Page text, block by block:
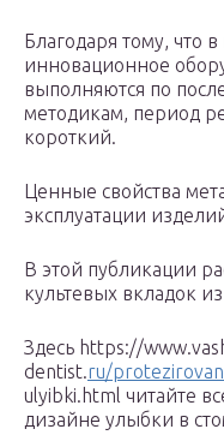
Благодаря тому, что
инновационное
выполняются по
методикам, период
короткий.
Ценные свойства
эксплуатации
В этой публикации
культевых вкладок
Здесь https://
dentist.ru/
ulyibki.html читайте
дизайне улыбки в